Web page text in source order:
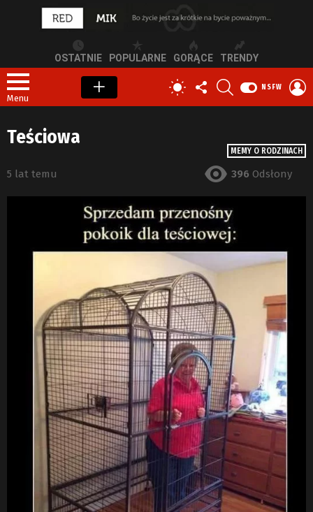
OSTATNIE POPULARNE GORĄCE TRENDY
Menu
PRZEŁĄCZ
SKÓRKĘ
OBSERWUJ
NAS
NSFW
MEMY O RODZINACH
Teściowa
5 lat temu 396 Odsłony